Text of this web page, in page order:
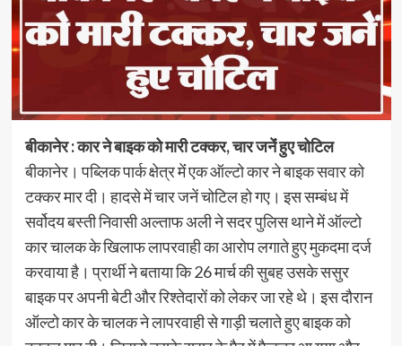
बीकानेर : कार ने बाइक को मारी टक्कर, चार जनेंं हुए चोटिल
बीकानेर। पब्लिक पार्क क्षेत्र मेंं एक ऑल्टो कार ने बाइक सवार को
टक्कर मार दी। हादसे में चार जनें चोटिल हो गए। इस सम्बंध में
सर्वोदय बस्ती निवासी अल्ताफ अली ने सदर पुलिस थाने में ऑल्टो
कार चालक के खिलाफ लापरवाही का आरोप लगाते हुए मुकदमा दर्ज
करवाया है। प्रार्थी ने बताया कि 26 मार्च की सुबह उसके ससुर
बाइक पर अपनी बेटी और रिश्तेदारों को लेकर जा रहे थे। इस दौरान
ऑल्टो कार के चालक ने लापरवाही से गाड़ी चलाते हुए बाइक को